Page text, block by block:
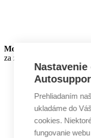
Montáž a servis
za zvýhodnenú cenu
Prehliadaním
ukladáme do
cookies.
fungovanie